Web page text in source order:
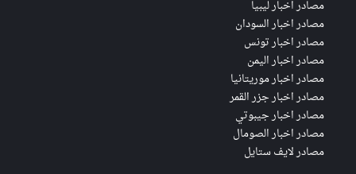
مصادر اخبار ليبيا
مصادر اخبار السودان
مصادر اخبار تونس
مصادر اخبار اليمن
مصادر اخبار موريتانيا
مصادر اخبار جزر القمر
مصادر اخبار جيبوتي
مصادر اخبار الصومال
مصادر لايف ستايل